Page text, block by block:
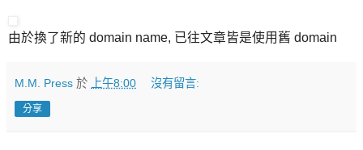
由於換了新的 domain name, 已往文章皆是使用舊 domain
M.M. Press 於 上午8:00 沒有留言:
分享